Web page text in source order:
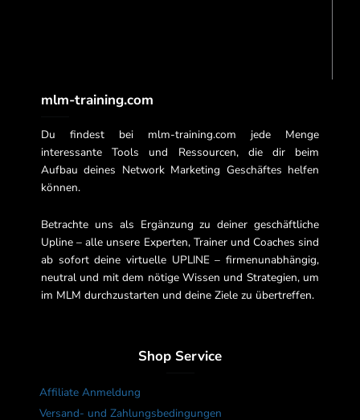
mlm-training.com
Du findest bei mlm-training.com jede Menge
interessante Tools und Ressourcen, die dir beim
Aufbau deines Network Marketing Geschäftes helfen
können.
Betrachte uns als Ergänzung zu deiner geschäftliche
Upline – alle unsere Experten, Trainer und Coaches sind
ab sofort deine virtuelle UPLINE – firmenunabhängig,
neutral und mit dem nötige Wissen und Strategien, um
im MLM durchzustarten und deine Ziele zu übertreffen.
Shop Service
Affiliate Anmeldung
Versand- und Zahlungsbedingungen